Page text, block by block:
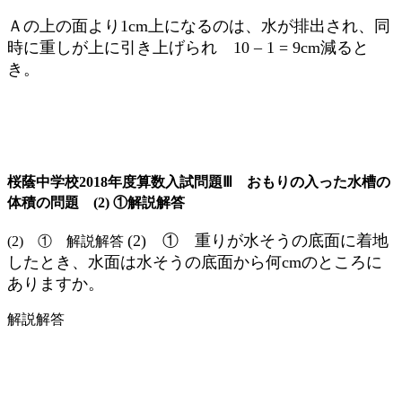
Ａの上の面より1cm上になるのは、水が排出され、同
時に重しが上に引き上げられ 10 – 1 = 9cm減ると
き。
桜蔭中学校2018年度算数入試問題Ⅲ おもりの入った水槽の
体積の問題 (2) ①解説解答
(2) ① 解説解答 (2) ① 重りが水そうの底面に着地
したとき、水面は水そうの底面から何cmのところに
ありますか。
解説解答